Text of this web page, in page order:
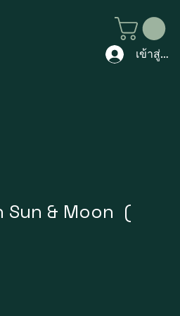
เข้าสู่ระบบ
Sun & Moon (